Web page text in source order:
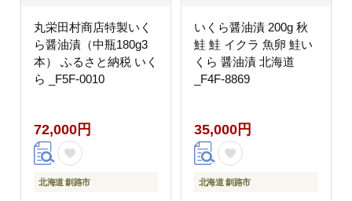
丸栄田村商店特製いく
ら醤油漬（中瓶180g3
本） ふるさと納税 いく
ら _F5F-0010
72,000円
北海道 釧路市
いくら醤油漬 200g 秋
鮭 鮭 イクラ 魚卵 鮭い
くら 醤油漬 北海道
_F4F-8869
35,000円
北海道 釧路市